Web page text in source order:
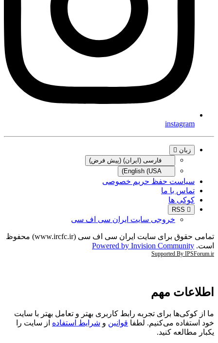
instagram
زبان
فارسی (ایران) (پیش فرض)
سیاست حفظ حریم خصوصی
تماس با ما
کوکی ها
خروجی سایت ایران سی اف سی
تمامی حقوق برای سایت ایران سی اف سی (www.ircfc.ir) محفوظ
است. Powered by Invision Community
Supported By IPSForum.ir
اطلاعات مهم
ما از کوکی‌ها برای تجربه رابط کاربری بهتر و تعامل بهتر با سایت
خود استفاده می‌کنیم. لطفا قوانین و شرایط استفاده از سایت را
یکبار مطالعه کنید.